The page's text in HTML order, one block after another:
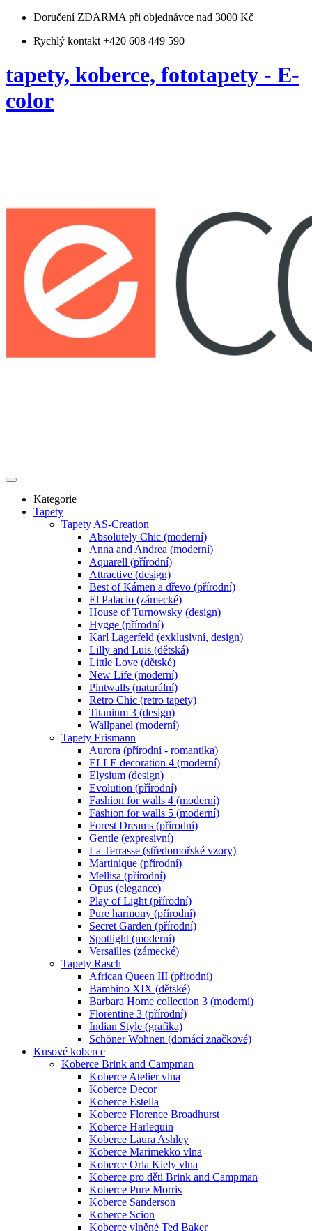
Doručení ZDARMA při objednávce nad 3000 Kč
Rychlý kontakt +420 608 449 590
tapety, koberce, fototapety - E-
color
Kategorie
Tapety
Tapety AS-Creation
Absolutely Chic (moderní)
Anna and Andrea (moderní)
Aquarell (přírodní)
Attractive (design)
Best of Kámen a dřevo (přírodní)
El Palacio (zámecké)
House of Turnowsky (design)
Hygge (přírodní)
Karl Lagerfeld (exklusivní, design)
Lilly and Luis (dětská)
Little Love (dětské)
New Life (moderní)
Pintwalls (naturální)
Retro Chic (retro tapety)
Titanium 3 (design)
Wallpanel (moderní)
Tapety Erismann
Aurora (přírodní - romantika)
ELLE decoration 4 (moderní)
Elysium (design)
Evolution (přírodní)
Fashion for walls 4 (moderní)
Fashion for walls 5 (moderní)
Forest Dreams (přírodní)
Gentle (expresivní)
La Terrasse (středomořské vzory)
Martinique (přírodní)
Mellisa (přírodní)
Opus (elegance)
Play of Light (přírodní)
Pure harmony (přírodní)
Secret Garden (přírodní)
Spotlight (moderní)
Versailles (zámecké)
Tapety Rasch
African Queen III (přírodní)
Bambino XIX (dětské)
Barbara Home collection 3 (moderní)
Florentine 3 (přírodní)
Indian Style (grafika)
Schöner Wohnen (domácí značkové)
Kusové koberce
Koberce Brink and Campman
Koberce Atelier vlna
Koberce Decor
Koberce Estella
Koberce Florence Broadhurst
Koberce Harlequin
Koberce Laura Ashley
Koberce Marimekko vlna
Koberce Orla Kiely vlna
Koberce pro děti Brink and Campman
Koberce Pure Morris
Koberce Sanderson
Koberce Scion
Koberce vlněné Ted Baker